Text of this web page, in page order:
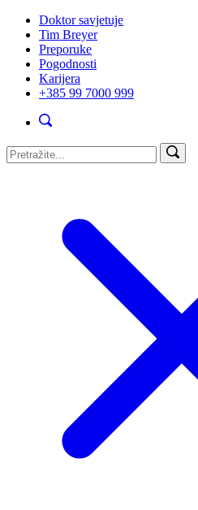
Doktor savjetuje
Tim Breyer
Preporuke
Pogodnosti
Karijera
+385 99 7000 999